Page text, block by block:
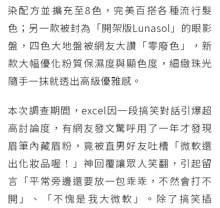
染配方並擴充至8色，完美百搭各種流行髮
色；另一款被封為「開架版Lunasol」的眼影
盤，四色大地盤被網友大讚「零廢色」，新
款大幅優化粉質保濕度與顯色度，細緻珠光
隨手一抹就透出高級優雅感。
本次調查期間，excel因一段搞笑對話引爆超
高討論度，有網友發文驚呼用了一年才發現
眉筆內藏眉粉，竟被直男好友吐槽「微軟還
出化妝品喔！」神回覆讓眾人笑翻，引起留
言「平常旁邊還要放一包乖乖，不然會打不
開」、「不愧是我大微軟」。除了搞笑插